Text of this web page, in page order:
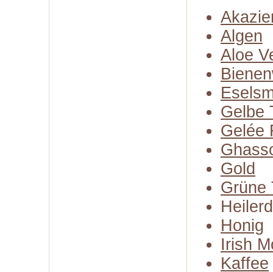
Algen
Aloe
Gelbe
Gelée
Gold
Grüne
Honig
Irish
Kaffee